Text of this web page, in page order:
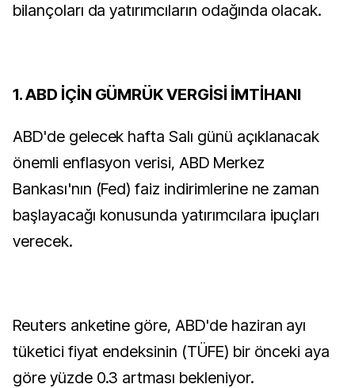
bilançoları da yatırımcıların odağında olacak.
1. ABD İÇİN GÜMRÜK VERGİSİ İMTİHANI
ABD'de gelecek hafta Salı günü açıklanacak
önemli enflasyon verisi, ABD Merkez
Bankası'nın (Fed) faiz indirimlerine ne zaman
başlayacağı konusunda yatırımcılara ipuçları
verecek.
Reuters anketine göre, ABD'de haziran ayı
tüketici fiyat endeksinin (TÜFE) bir önceki aya
göre yüzde 0.3 artması bekleniyor.